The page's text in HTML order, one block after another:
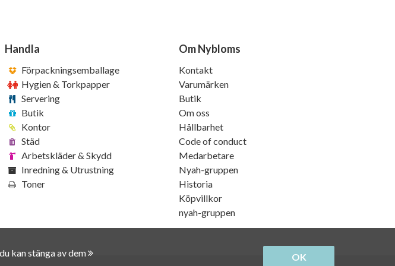
kan stänga av dem OK
Handla
Förpackningsemballage
Hygien & Torkpapper
Servering
Butik
Kontor
Städ
Arbetskläder & Skydd
Inredning & Utrustning
Toner
Om Nybloms
Kontakt
Varumärken
Butik
Om oss
Hållbarhet
Code of conduct
Medarbetare
Nyah-gruppen
Historia
Köpvillkor
nyah-gruppen